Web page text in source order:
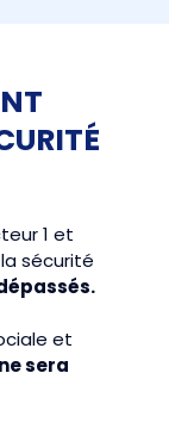
1 et
sécurité
et
sera